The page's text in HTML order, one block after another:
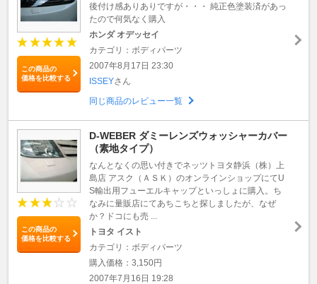
この商品の
価格を比較する
後付け感ありありですが・・・ 純正色塗装済があっ
たので何気なく購入
ホンダ オデッセイ
カテゴリ：ボディパーツ
2007年8月17日 23:30
ISSEYさん
同じ商品のレビュー一覧
この商品の
価格を比較する
D-WEBER ダミーレンズウォッシャーカバー
（素地タイプ）
なんとなくの思い付きでネッツトヨタ静浜（株）上
島店 アスク（ＡＳＫ）のオンラインショップにてU
S輸出用フューエルキャップといっしょに購入。ち
なみに量販店にてあちこちと探しましたが、なぜ
か？ドコにも売 ...
トヨタ イスト
カテゴリ：ボディパーツ
購入価格：3,150円
2007年7月16日 19:28